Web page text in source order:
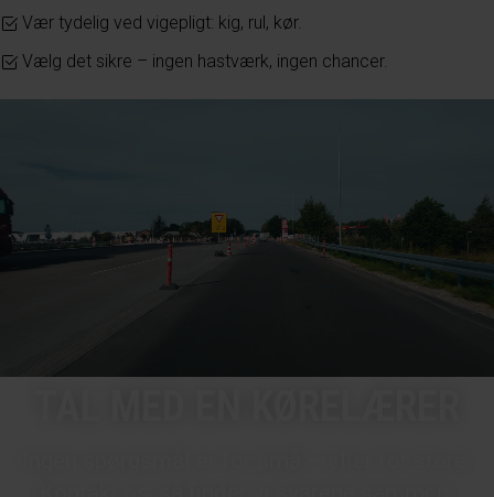
Vær tydelig ved vigepligt: kig, rul, kør.
Vælg det sikre – ingen hastværk, ingen chancer.